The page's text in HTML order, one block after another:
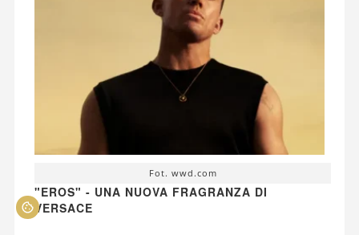
Fot. wwd.com
"EROS" - UNA NUOVA FRAGRANZA DI
VERSACE